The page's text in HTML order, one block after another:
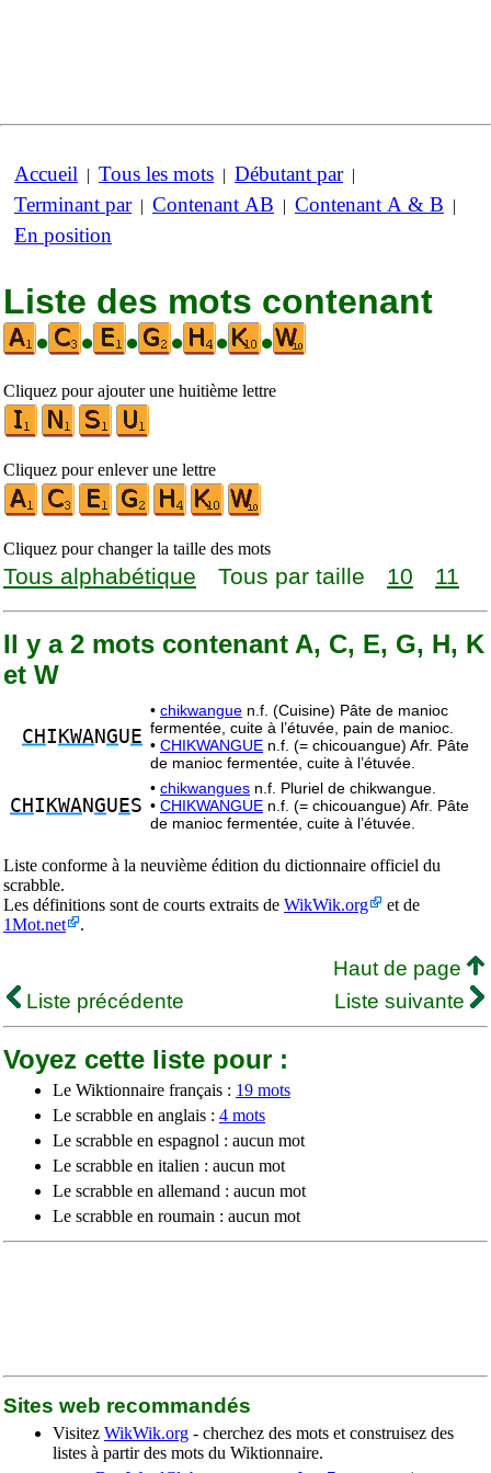
Accueil | Tous les mots | Débutant par|
Terminant par| Contenant AB | Contenant A & B |
En position
Liste des mots contenant
•
• • • • •
Cliquez pour ajouter une huitième lettre
Cliquez pour enlever une lettre
Cliquez pour changer la taille des mots
Tous alphabétique Tous par taille 10 11
Il y a 2 mots contenant A, C, E, G, H, K
et W
CH I KWANGU E
• chikwangue n.f. (Cuisine) Pâte de manioc
fermentée, cuite à l’étuvée, pain de manioc.
• CHIKWANGUE n.f. (= chicouangue) Afr. Pâte
de manioc fermentée, cuite à l’étuvée.
CH I KWANGU ES
• chikwangues n.f. Pluriel de chikwangue.
• CHIKWANGUE n.f. (= chicouangue) Afr. Pâte
de manioc fermentée, cuite à l’étuvée.
Liste conforme à la neuvième édition du dictionnaire officiel du
scrabble.
Les définitions sont de courts extraits de WikWik.org
et de
1Mot.net
.
Haut de page
Liste précédente
Liste suivante
Voyez cette liste pour :
Le Wiktionnaire français : 19 mots
Le scrabble en anglais : 4 mots
Le scrabble en espagnol : aucun mot
Le scrabble en italien : aucun mot
Le scrabble en allemand : aucun mot
Le scrabble en roumain : aucun mot
Sites web recommandés
Visitez WikWik.org - cherchez des mots et construisez des
listes à partir des mots du Wiktionnaire.